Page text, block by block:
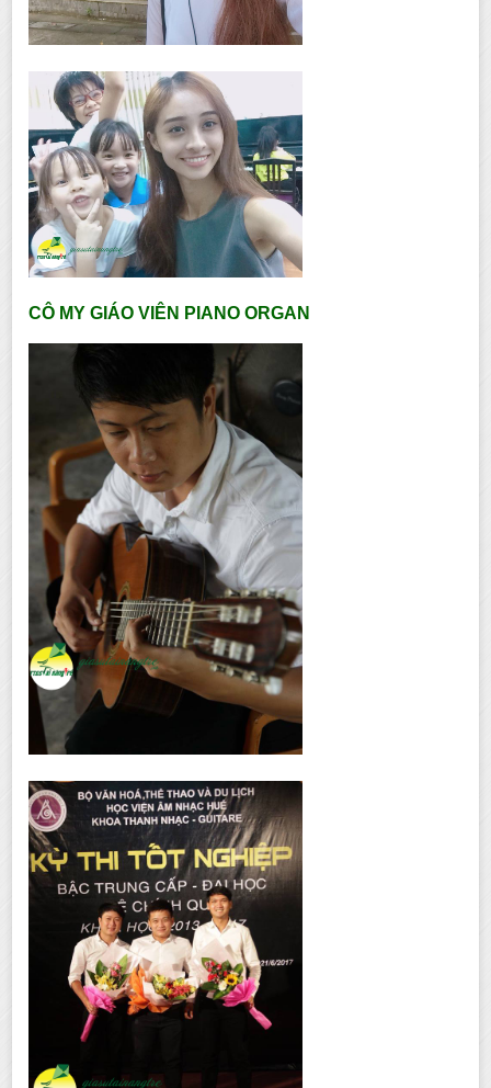
CÔ MY GIÁO VIÊN PIANO ORGAN